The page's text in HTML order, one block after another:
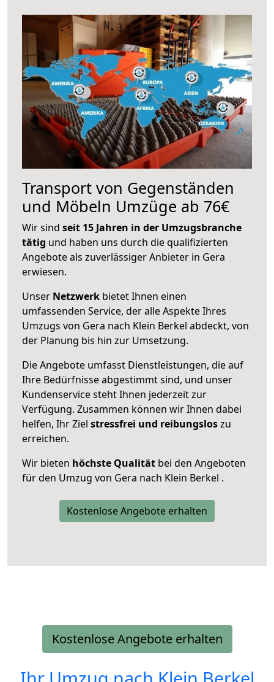
Transport von Gegenständen
und Möbeln Umzüge ab 76€
Wir sind seit 15 Jahren in der Umzugsbranche
tätig und haben uns durch die qualifizierten
Angebote als zuverlässiger Anbieter in Gera
erwiesen.
Unser Netzwerk bietet Ihnen einen
umfassenden Service, der alle Aspekte Ihres
Umzugs von Gera nach Klein Berkel abdeckt, von
der Planung bis hin zur Umsetzung.
Die Angebote umfasst Dienstleistungen, die auf
Ihre Bedürfnisse abgestimmt sind, und unser
Kundenservice steht Ihnen jederzeit zur
Verfügung. Zusammen können wir Ihnen dabei
helfen, Ihr Ziel stressfrei und reibungsloszu
erreichen.
Wir bieten höchste Qualität bei den Angeboten
für den Umzug von Gera nach Klein Berkel .
Kostenlose Angebote erhalten
Kostenlose Angebote erhalten